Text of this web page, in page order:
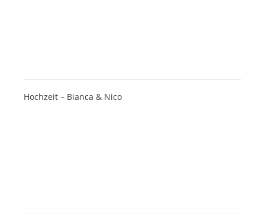
Hochzeit – Bianca & Nico